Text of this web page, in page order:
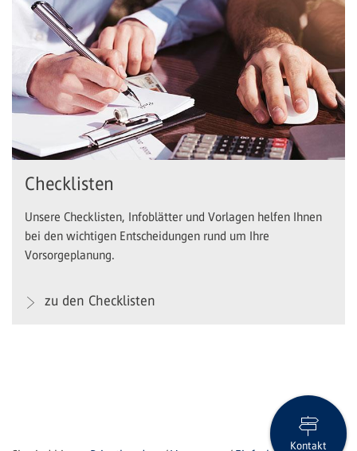
Checklisten
Unsere Checklisten, Infoblätter und Vorlagen helfen Ihnen
bei den wichtigen Entscheidungen rund um Ihre
Vorsorgeplanung.
zu den Checklisten
Kontakt